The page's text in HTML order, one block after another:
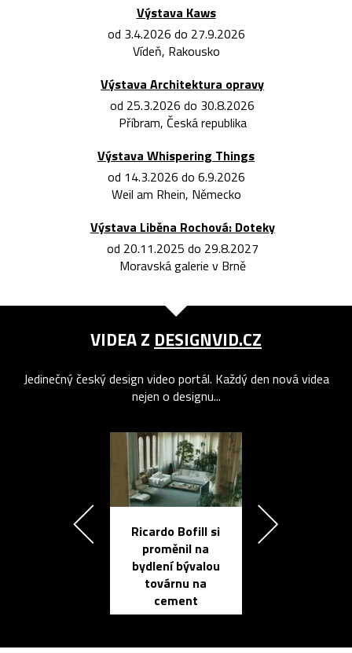
Výstava Kaws
od 3.4.2026 do 27.9.2026
Vídeň, Rakousko
Výstava Architektura opravy
od 25.3.2026 do 30.8.2026
Příbram, Česká republika
Výstava Whispering Things
od 14.3.2026 do 6.9.2026
Weil am Rhein, Německo
Výstava Liběna Rochová: Doteky
od 20.11.2025 do 29.8.2027
Moravská galerie v Brně
VIDEA Z DESIGNVID.CZ
Jedinečný český design video portál. Každý den nová videa
nejen o designu...
Ricardo Bofill si
proměnil na
bydlení bývalou
továrnu na
cement